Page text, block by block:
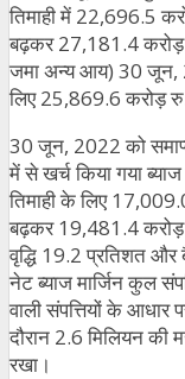
तिमाही में 22,696.5
बढ़कर 27,181.4
जमा अन्य आय) 30 जून,
लिए 25,869.6 करोड़
30 जून, 2022 को
में से खर्च किया गया
तिमाही के लिए
बढ़कर 19,481.4 करोड़
वृद्धि 19.2 प्रतिशत
नेट ब्याज मार्जिन कुल
वाली संपत्तियों के आधार
दौरान 2.6 मिलियन की
रखा।